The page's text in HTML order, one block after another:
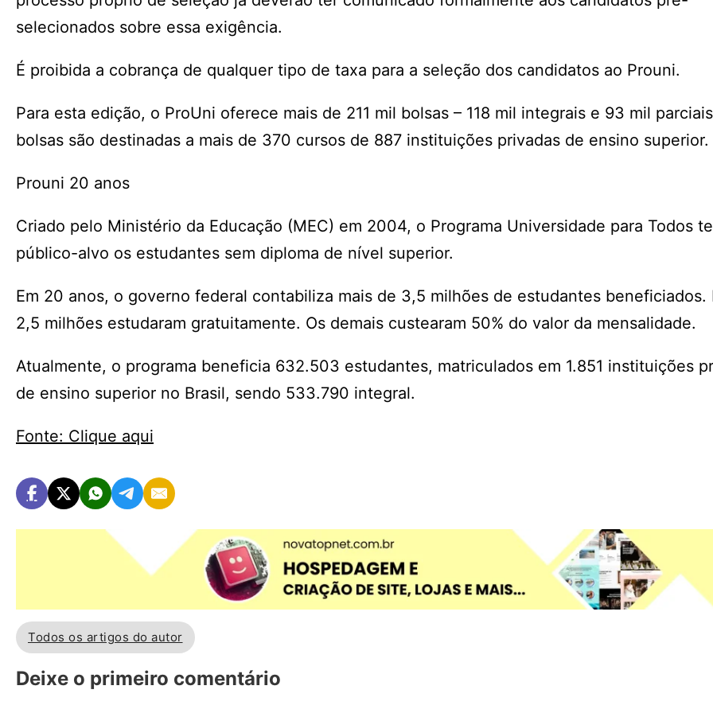
selecionados sobre essa exigência.
É proibida a cobrança de qualquer tipo de taxa para a seleção dos candidatos ao Prouni.
Para esta edição, o ProUni oferece mais de 211 mil bolsas – 118 mil integrais e 93 mil
bolsas são destinadas a mais de 370 cursos de 887 instituições privadas de ensino superior.
Prouni 20 anos
Criado pelo Ministério da Educação (MEC) em 2004, o Programa Universidade para Todos
público-alvo os estudantes sem diploma de nível superior.
Em 20 anos, o governo federal contabiliza mais de 3,5 milhões de estudantes beneficiados.
2,5 milhões estudaram gratuitamente. Os demais custearam 50% do valor da mensalidade.
Atualmente, o programa beneficia 632.503 estudantes, matriculados em 1.851 instituições
de ensino superior no Brasil, sendo 533.790 integral.
Fonte: Clique aqui
Todos os artigos do autor
Deixe o primeiro comentário